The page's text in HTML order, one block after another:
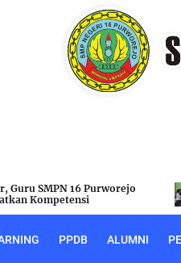
SMPN 16 Purworejo
Hewan Kurban
PPDB ALUMNI